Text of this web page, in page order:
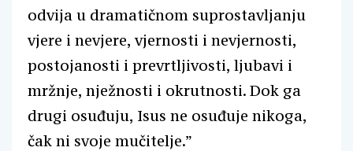
odvija u dramatičnom suprostavljanju
vjere i nevjere, vjernosti i nevjernosti,
postojanosti i prevrtljivosti, ljubavi i
mržnje, nježnosti i okrutnosti. Dok ga
drugi osuđuju, Isus ne osuđuje nikoga,
čak ni svoje mučitelje.”